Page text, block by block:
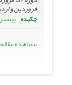
فروردین و اردیبهشت
چکیده بیشتر
مشاهده مقاله